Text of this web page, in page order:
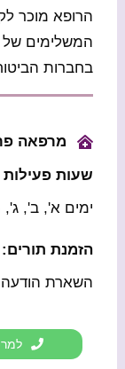
הרופא מוכר
המשלימים של
בחברות
מרפאה
שעות
ימים א', ב', ג',
הזמנת תורים:
השארת